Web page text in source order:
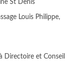
St Denis
Louis Philippe,
Directoire et Conseil